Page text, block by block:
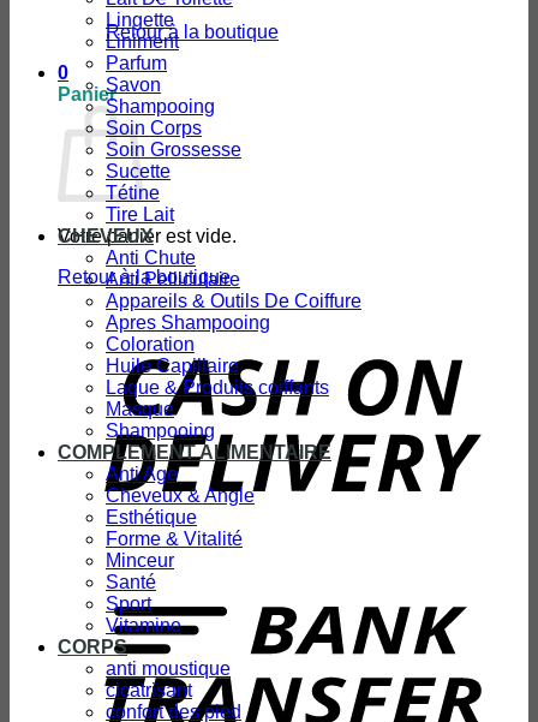
Retour à la boutique
0
Panier
Votre panier est vide.
Retour à la boutique
Lingette
Liniment
Parfum
Savon
Shampooing
Soin Corps
Soin Grossesse
Sucette
Tétine
Tire Lait
CHEVEUX
Anti Chute
Anti Pelliculaire
Appareils & Outils De Coiffure
Apres Shampooing
Coloration
Huile Capillaire
Laque & Produits coiffants
Masque
Shampooing
COMPLEMENT ALIMENTAIRE
Anti Age
Cheveux & Angle
Esthétique
Forme & Vitalité
Minceur
Santé
Sport
Vitamine
CORPS
anti moustique
cicatrisant
confort des pied